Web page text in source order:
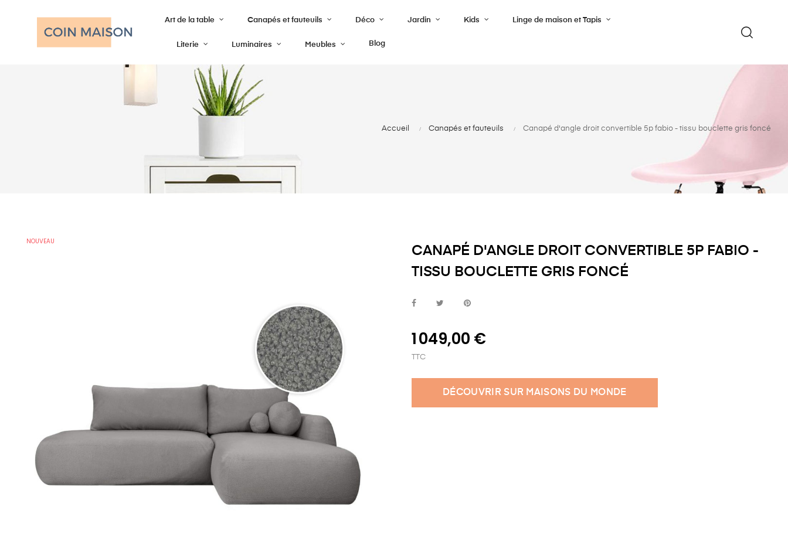
Art de la table Canapés et fauteuils Déco Jardin Kids Linge de maison et Tapis
Literie Luminaires Meubles Blog
Accueil Canapés et fauteuils Canapé d'angle droit convertible 5p fabio - tissu bouclette gris foncé
NOUVEAU
CANAPÉ D'ANGLE DROIT CONVERTIBLE 5P FABIO -
TISSU BOUCLETTE GRIS FONCÉ
1 049,00 €
TTC
DÉCOUVRIR SUR MAISONS DU MONDE